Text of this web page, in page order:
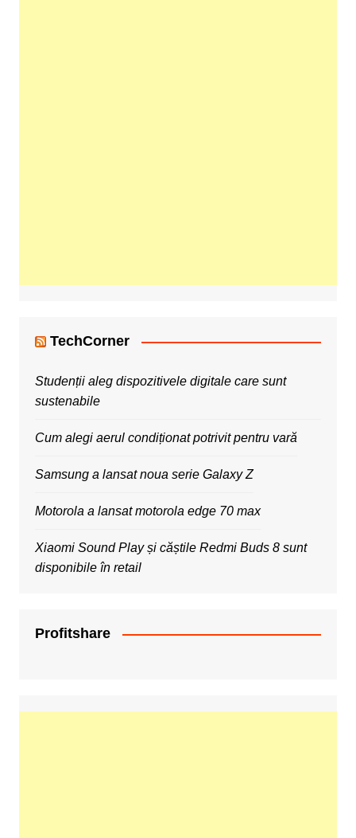
TechCorner
Studenții aleg dispozitivele digitale care sunt
sustenabile
Cum alegi aerul condiționat potrivit pentru vară
Samsung a lansat noua serie Galaxy Z
Motorola a lansat motorola edge 70 max
Xiaomi Sound Play și căștile Redmi Buds 8 sunt
disponibile în retail
Profitshare